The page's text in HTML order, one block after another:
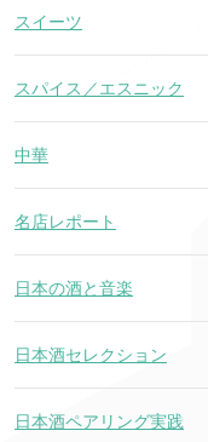
スイーツ
スパイス／エスニック
中華
名店レポート
日本の酒と音楽
日本酒セレクション
日本酒ペアリング実践